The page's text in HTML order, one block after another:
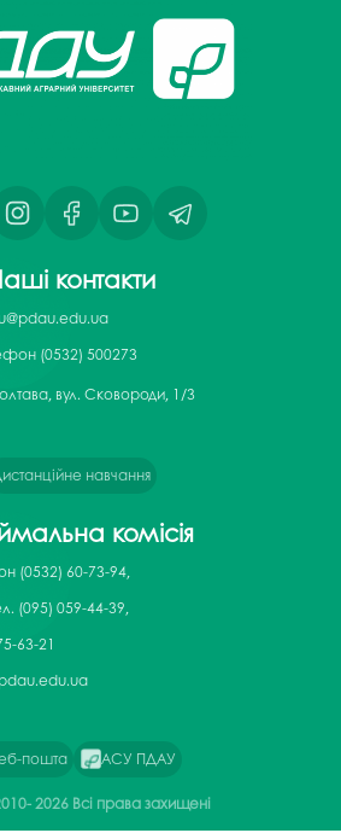
контакти
(0532) 500273
вул. Сковороди, 1/3
навчання
комісія
(0532) 60-73-94,
(095) 059-44-39,
63-21
пошта АСУ ПДАУ
2026 Всі права захищені